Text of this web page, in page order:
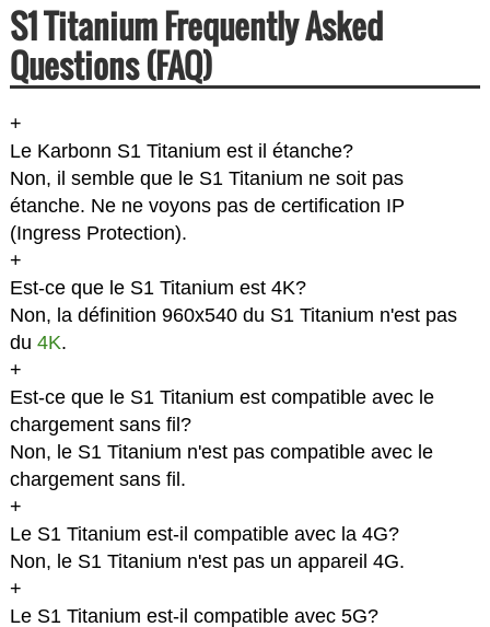
S1 Titanium Frequently Asked
Questions (FAQ)
+
Le Karbonn S1 Titanium est il étanche?
Non, il semble que le S1 Titanium ne soit pas
étanche. Ne ne voyons pas de certification IP
(Ingress Protection).
+
Est-ce que le S1 Titanium est 4K?
Non, la définition 960x540 du S1 Titanium n'est pas
du 4K.
+
Est-ce que le S1 Titanium est compatible avec le
chargement sans fil?
Non, le S1 Titanium n'est pas compatible avec le
chargement sans fil.
+
Le S1 Titanium est-il compatible avec la 4G?
Non, le S1 Titanium n'est pas un appareil 4G.
+
Le S1 Titanium est-il compatible avec 5G?